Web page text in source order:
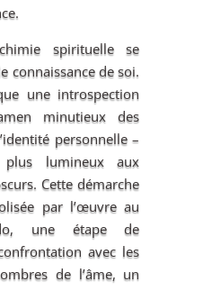
spirituelle se
connaissance de soi.
une introspection
minutieux des
personnelle –
lumineux aux
Cette démarche
par l’œuvre au
une étape de
avec les
de l’âme, un